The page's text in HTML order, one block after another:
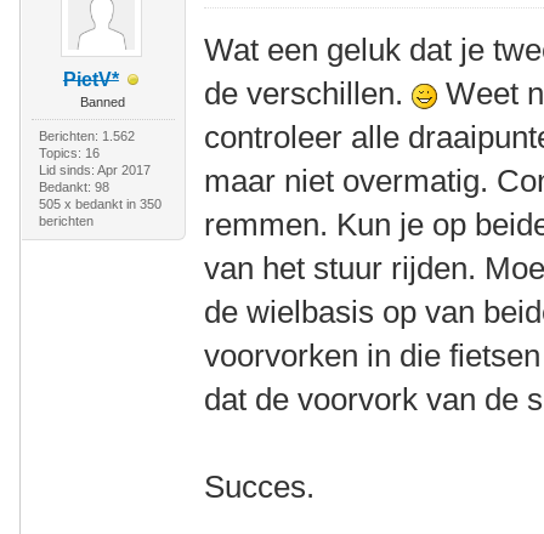
PietV*
Banned
Berichten: 1.562
Topics: 16
Lid sinds: Apr 2017
Bedankt: 98
505 x bedankt in 350
berichten
Wat een geluk dat je
de verschillen.
Weet
controleer alle
maar niet overmatig.
remmen. Kun je op
van het stuur rijden.
de wielbasis op van
voorvorken in die
dat de voorvork van de
Succes.